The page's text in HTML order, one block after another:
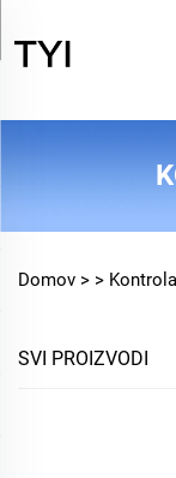
Domov > >
SVI PROIZVODI